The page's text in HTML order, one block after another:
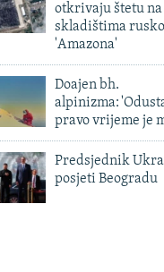
otkrivaju štetu na
skladištima
'Amazona'
Doajen bh.
alpinizma:
pravo vrijeme je
Predsjednik
posjeti Beogradu